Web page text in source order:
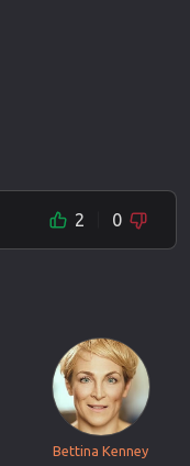
2 0
Bettina Kenney